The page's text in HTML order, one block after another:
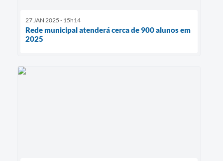
27 JAN 2025 - 15h14
Rede municipal atenderá cerca de 900 alunos em
2025